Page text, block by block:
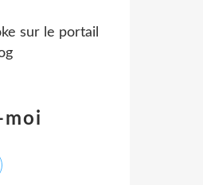
moi
sur le portail